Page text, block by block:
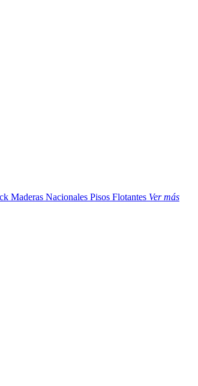
Maderas Nacionales Pisos Flotantes Ver más